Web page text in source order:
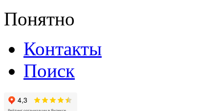
Понятно
Контакты
Поиск